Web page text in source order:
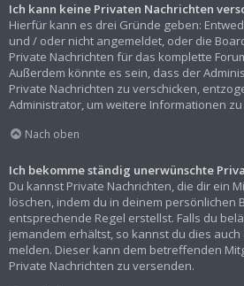
Ich kann keine Privaten Nachrichten
Hierfür kann es drei Gründe geben:
und / oder nicht angemeldet, oder die
Private Nachrichten für das komplette
Außerdem könnte es sein, dass der
Private Nachrichten zu verschicken,
Administrator, um weitere Informationen
Nach oben
Ich bekomme ständig unerwünschte
Du kannst Private Nachrichten, die dir ein
löschen, indem du in deinem persönlichen
entsprechende Regel erstellst. Falls du
jemandem erhältst, so kannst du dies
melden. Dieser kann dem betreffenden
Private Nachrichten zu versenden.